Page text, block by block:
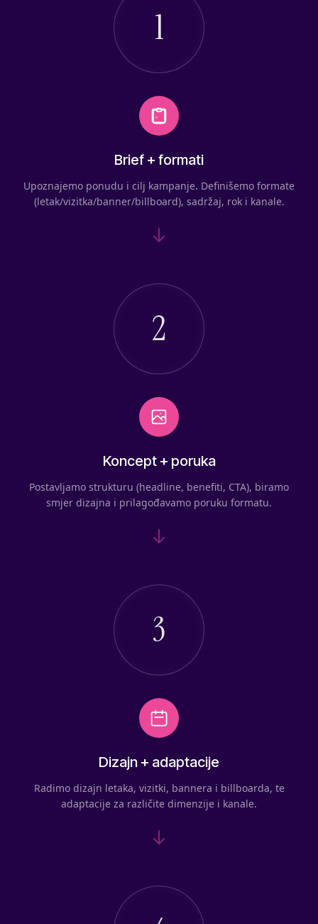
1
Brief + formati
Upoznajemo ponudu i cilj kampanje. Definišemo formate
(letak/vizitka/banner/billboard), sadržaj, rok i kanale.
2
Koncept + poruka
Postavljamo strukturu (headline, benefiti, CTA), biramo
smjer dizajna i prilagođavamo poruku formatu.
3
Dizajn + adaptacije
Radimo dizajn letaka, vizitki, bannera i billboarda, te
adaptacije za različite dimenzije i kanale.